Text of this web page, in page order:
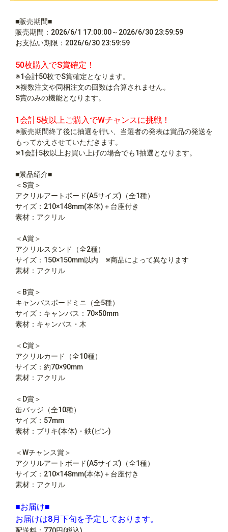
■販売期間■
販売期間：2026/6/1 17:00:00～2026/6/30 23:59:59
お支払い期限：2026/6/30 23:59:59
50枚購入でS賞確定！
※1会計50枚でS賞確定となります。
※複数注文や同梱注文の回数は合算されません。
S賞のみの機能となります。
1会計5枚以上ご購入でWチャンスに挑戦！
※販売期間終了後に抽選を行い、当選者の発表は賞品の発送を
もってかえさせていただきます。
※1会計5枚以上お買い上げの場合でも1抽選となります。
■景品紹介■
＜S賞＞
アクリルアートボード(A5サイズ)（全1種）
サイズ：210×148mm(本体)＋台座付き
素材：アクリル
＜A賞＞
アクリルスタンド（全2種）
サイズ：150×150mm以内 ※商品によって異なります
素材：アクリル
＜B賞＞
キャンバスボードミニ（全5種）
サイズ：キャンバス：70×50mm
素材：キャンバス・木
＜C賞＞
アクリルカード（全10種）
サイズ：約70×90mm
素材：アクリル
＜D賞＞
缶バッジ（全10種）
サイズ：57mm
素材：ブリキ(本体)・鉄(ピン)
＜Wチャンス賞＞
アクリルアートボード(A5サイズ)（全1種）
サイズ：210×148mm(本体)＋台座付き
素材：アクリル
■お届け■
お届けは8月下旬を予定しております。